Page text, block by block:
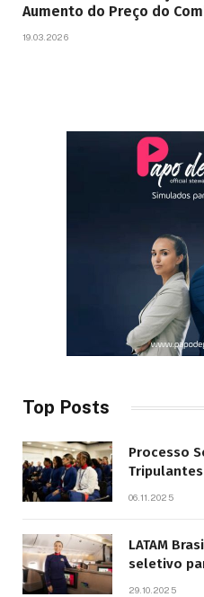
Aumento do Preço do
19.03.2026
Top Posts
Processo
Tripulantes
06.11.2025
LATAM
seletivo
29.10.2025